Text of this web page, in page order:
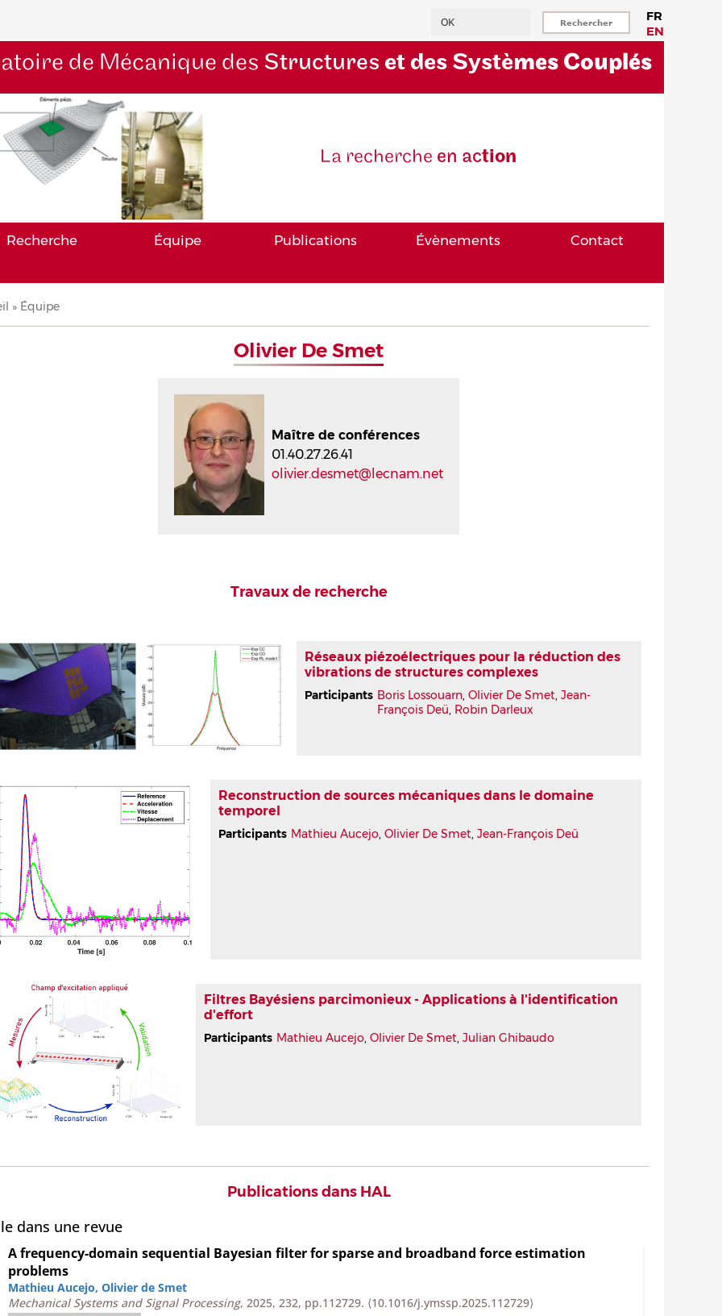
FR
EN
de Mécanique des Structures et des Systèmes Couplés
La recherche en action
Recherche Équipe Publications Évènements Contact
Équipe
Olivier De Smet
Maître de conférences
01.40.27.26.41
olivier.desmet@lecnam.net
Travaux de recherche
Réseaux piézoélectriques pour la réduction des
vibrations de structures complexes
Participants Boris Lossouarn, Olivier De Smet, Jean-
François Deü, Robin Darleux
Reconstruction de sources mécaniques dans le domaine
temporel
Participants Mathieu Aucejo, Olivier De Smet, Jean-François Deü
Filtres Bayésiens parcimonieux - Applications à l'identification
d'effort
Participants Mathieu Aucejo, Olivier De Smet, Julian Ghibaudo
Publications dans HAL
dans une revue
A frequency-domain sequential Bayesian filter for sparse and broadband force estimation
problems
Mathieu Aucejo, Olivier de Smet
Mechanical Systems and Signal Processing, 2025, 232, pp.112729. ⟨10.1016/j.ymssp.2025.112729⟩